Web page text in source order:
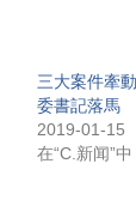
三大案件牽
委書記落馬
2019-01-15
在“C.新闻”中